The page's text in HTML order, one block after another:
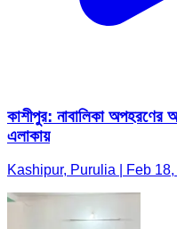
কাশীপুর: নাবালিকা অপহরণের
এলাকায়
Kashipur, Purulia | Feb